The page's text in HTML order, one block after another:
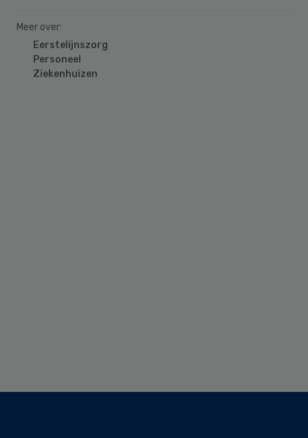
Meer over:
Eerstelijnszorg
Personeel
Ziekenhuizen